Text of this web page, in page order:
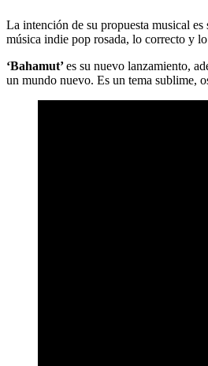
La intención de su propuesta musical
música indie pop rosada, lo correcto y
‘Bahamut’es su nuevo lanzamiento,
un mundo nuevo. Es un tema sublime,